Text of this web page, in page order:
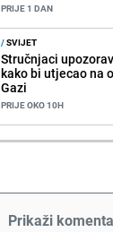
PRIJE 1 DAN
/SVIJET
Stručnjaci
kako bi utjecao na
Gazi
PRIJE OKO 10H
Prikaži